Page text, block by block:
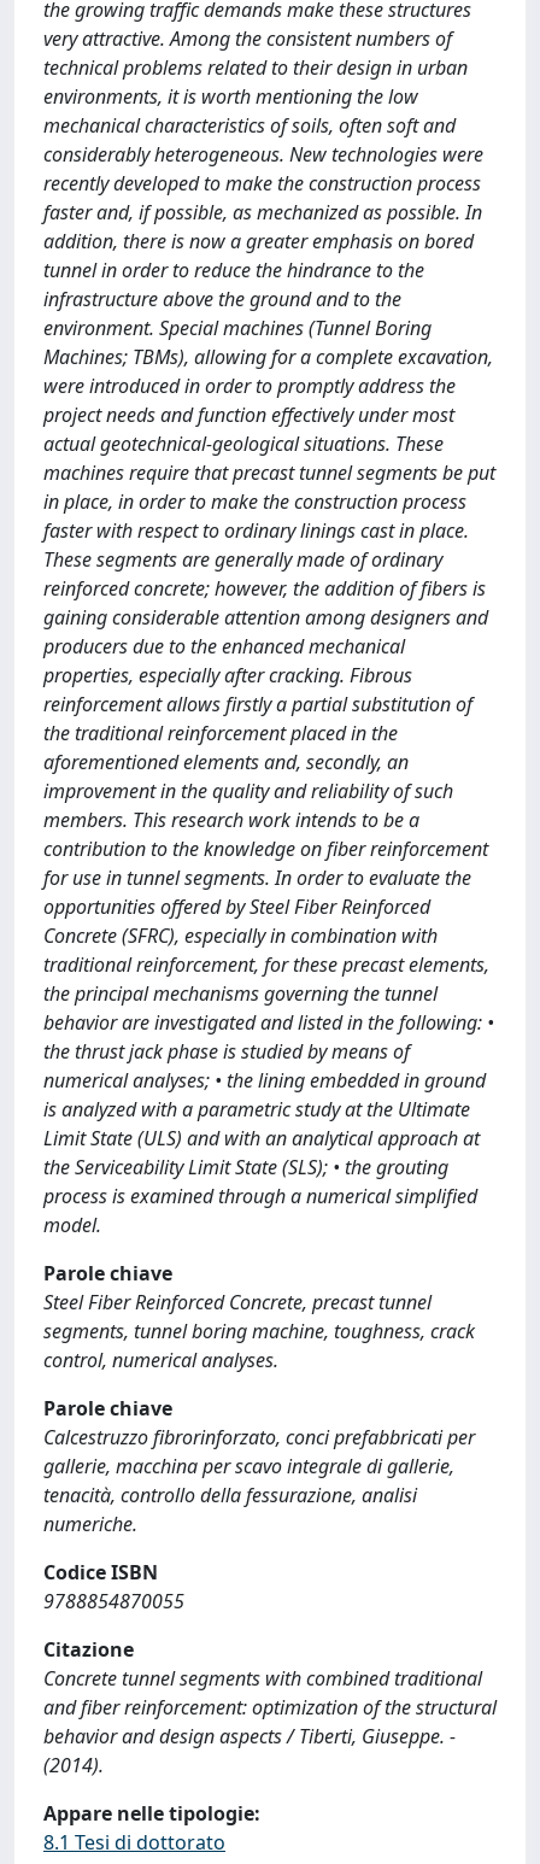
the growing traffic demands make these structures
very attractive. Among the consistent numbers of
technical problems related to their design in urban
environments, it is worth mentioning the low
mechanical characteristics of soils, often soft and
considerably heterogeneous. New technologies were
recently developed to make the construction process
faster and, if possible, as mechanized as possible. In
addition, there is now a greater emphasis on bored
tunnel in order to reduce the hindrance to the
infrastructure above the ground and to the
environment. Special machines (Tunnel Boring
Machines; TBMs), allowing for a complete excavation,
were introduced in order to promptly address the
project needs and function effectively under most
actual geotechnical-geological situations. These
machines require that precast tunnel segments be put
in place, in order to make the construction process
faster with respect to ordinary linings cast in place.
These segments are generally made of ordinary
reinforced concrete; however, the addition of fibers is
gaining considerable attention among designers and
producers due to the enhanced mechanical
properties, especially after cracking. Fibrous
reinforcement allows firstly a partial substitution of
the traditional reinforcement placed in the
aforementioned elements and, secondly, an
improvement in the quality and reliability of such
members. This research work intends to be a
contribution to the knowledge on fiber reinforcement
for use in tunnel segments. In order to evaluate the
opportunities offered by Steel Fiber Reinforced
Concrete (SFRC), especially in combination with
traditional reinforcement, for these precast elements,
the principal mechanisms governing the tunnel
behavior are investigated and listed in the following: •
the thrust jack phase is studied by means of
numerical analyses; • the lining embedded in ground
is analyzed with a parametric study at the Ultimate
Limit State (ULS) and with an analytical approach at
the Serviceability Limit State (SLS); • the grouting
process is examined through a numerical simplified
model.
Parole chiave
Steel Fiber Reinforced Concrete, precast tunnel
segments, tunnel boring machine, toughness, crack
control, numerical analyses.
Parole chiave
Calcestruzzo fibrorinforzato, conci prefabbricati per
gallerie, macchina per scavo integrale di gallerie,
tenacità, controllo della fessurazione, analisi
numeriche.
Codice ISBN
9788854870055
Citazione
Concrete tunnel segments with combined traditional
and fiber reinforcement: optimization of the structural
behavior and design aspects / Tiberti, Giuseppe. -
(2014).
Appare nelle tipologie:
8.1 Tesi di dottorato